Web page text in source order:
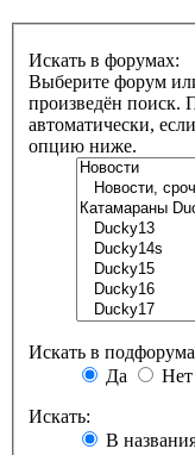
Искать в форумах:
Выберите форум
произведён поиск.
автоматически,
опцию ниже.
Искать в
Да
Нет
Искать:
В